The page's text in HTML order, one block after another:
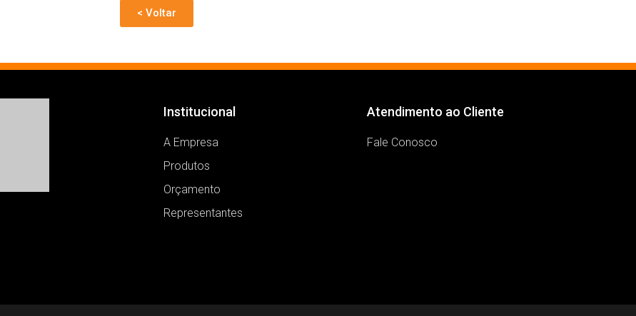
< Voltar
Institucional
A Empresa
Produtos
Orçamento
Representantes
Atendimento ao Cliente
Fale Conosco